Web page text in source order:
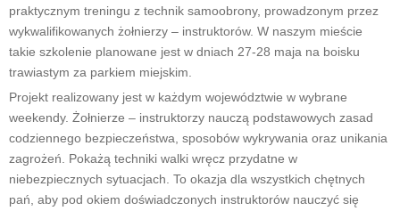
praktycznym treningu z technik samoobrony, prowadzonym przez
wykwalifikowanych żołnierzy – instruktorów. W naszym mieście
takie szkolenie planowane jest w dniach 27-28 maja na boisku
trawiastym za parkiem miejskim.
Projekt realizowany jest w każdym województwie w wybrane
weekendy. Żołnierze – instruktorzy nauczą podstawowych zasad
codziennego bezpieczeństwa, sposobów wykrywania oraz unikania
zagrożeń. Pokażą techniki walki wręcz przydatne w
niebezpiecznych sytuacjach. To okazja dla wszystkich chętnych
pań, aby pod okiem doświadczonych instruktorów nauczyć się